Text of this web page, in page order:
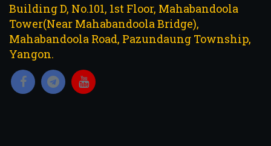
Building D, No.101, 1st Floor, Mahabandoola
Tower(Near Mahabandoola Bridge),
Mahabandoola Road, Pazundaung Township,
Yangon.